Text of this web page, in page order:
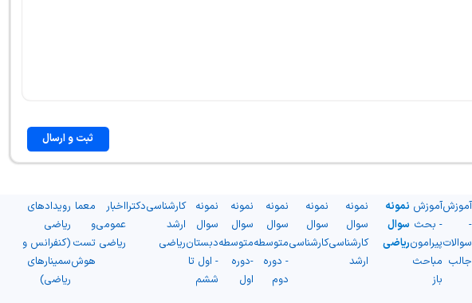
ثبت و ارسال
آموزش
-
سوالات
جالب
آموزش
- بحث
پیرامون
مباحث
باز
نمونه
سوال
ریاضی
نمونه
سوال
کارشناسی
ارشد
نمونه
سوال
کارشناسی
نمونه
سوال
متوسطه
- دوره
دوم
نمونه
سوال
متوسطه
-دوره
اول
نمونه
سوال
دبستان
- اول تا
ششم
کارشناسی
ارشد
ریاضی
دکترااخبار
عمومی
ریاضی
معما
و
تست
هوش
رویدادهای
ریاضی
(کنفرانس و
سمینارهای
ریاضی)